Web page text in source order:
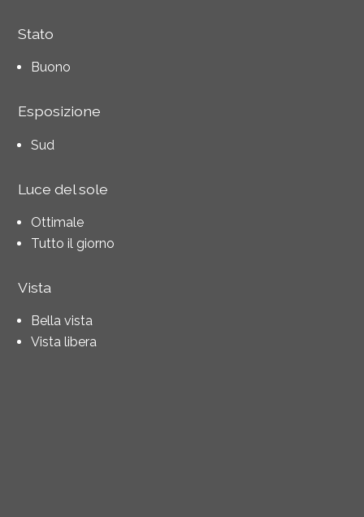
Stato
Buono
Esposizione
Sud
Luce del sole
Ottimale
Tutto il giorno
Vista
Bella vista
Vista libera